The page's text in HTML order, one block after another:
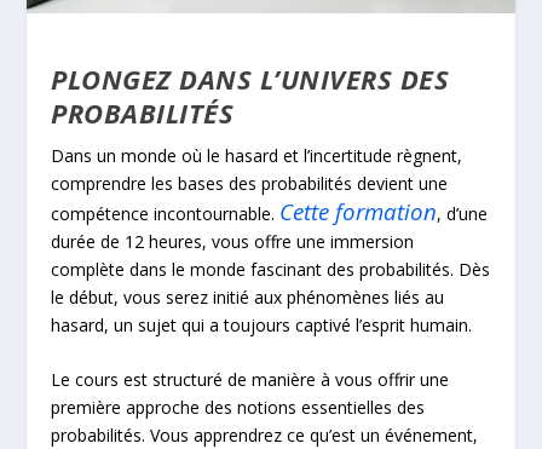
PLONGEZ DANS L’UNIVERS DES
PROBABILITÉS
Dans un monde où le hasard et l’incertitude règnent,
comprendre les bases des probabilités devient une
compétence incontournable. Cette formation, d’une
durée de 12 heures, vous offre une immersion
complète dans le monde fascinant des probabilités. Dès
le début, vous serez initié aux phénomènes liés au
hasard, un sujet qui a toujours captivé l’esprit humain.
Le cours est structuré de manière à vous offrir une
première approche des notions essentielles des
probabilités. Vous apprendrez ce qu’est un événement,